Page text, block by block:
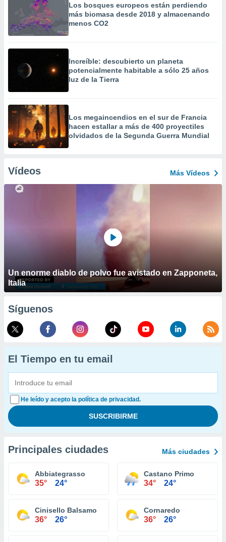
Los bosques europeos están perdiendo
más biomasa desde 2018 y almacenando
menos CO2
Increíble: descubierto un planeta
potencialmente habitable a sólo 25 años
luz de la Tierra
Los megaincendios en el sur de Francia
hacen estallar a más de 400 proyectiles
olvidados de la Segunda Guerra Mundial
Vídeos Más Vídeos
Un enorme diablo de polvo fue avistado en Zapponeta,
Italia
Síguenos
El Tiempo en tu email
He leído y acepto la política de privacidad.
Principales ciudades Más ciudades
Abbiategrasso
35° 24°
Castano Primo
34° 24°
Cinisello Balsamo
36° 26°
Cornaredo
36° 26°